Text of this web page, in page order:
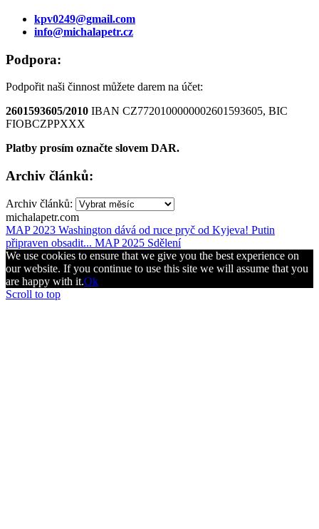
kpv0249@gmail.com
info@michalapetr.cz
Podpora:
Podpořit naši činnost můžete darem na účet:
2601593605/2010 IBAN CZ7720100000002601593605, BIC
FIOBCZPPXXX
Platby prosím označte slovem DAR.
Archiv článků:
Archiv článků:
michalapetr.com
MAP 2023 Washington dává od ruce pryč od Kyjeva! Putin
připraven obsadit... MAP 2025 Sdělení
We use cookies to ensure that we give you the best experience on
our website. If you continue to use this site we will assume that you
are happy with it.Ok
Scroll to top